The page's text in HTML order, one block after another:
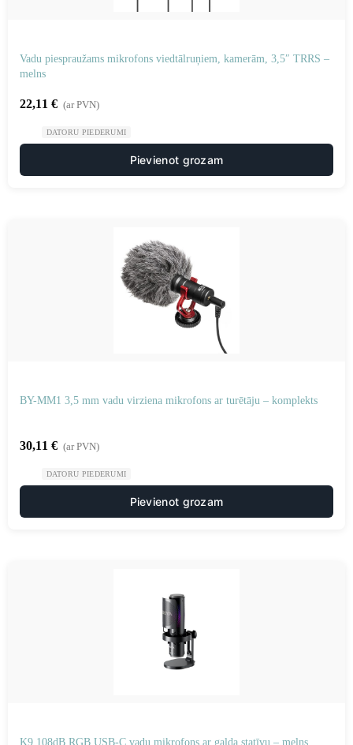
Vadu piespraužams mikrofons viedtālruņiem, kamerām, 3,5″ TRRS –
melns
22,11 € (ar PVN)
DATORU PIEDERUMI
Pievienot grozam
BY-MM1 3,5 mm vadu virziena mikrofons ar turētāju – komplekts
30,11 € (ar PVN)
DATORU PIEDERUMI
Pievienot grozam
K9 108dB RGB USB-C vadu mikrofons ar galda statīvu – melns